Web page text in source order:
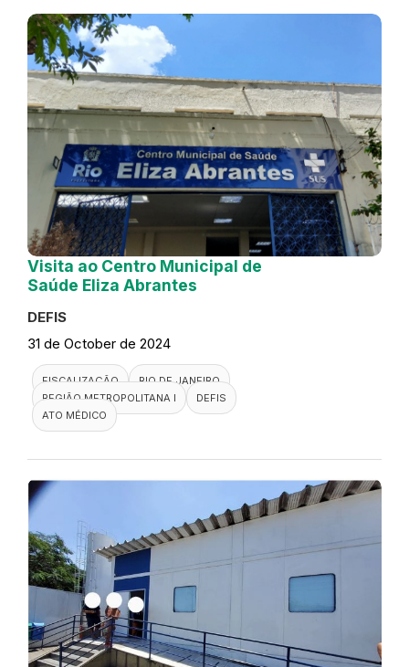
Visita ao Centro Municipal de
Saúde Eliza Abrantes
DEFIS
31 de October de 2024
FISCALIZAÇÃO
RIO DE JANEIRO
REGIÃO METROPOLITANA I
DEFIS
ATO MÉDICO